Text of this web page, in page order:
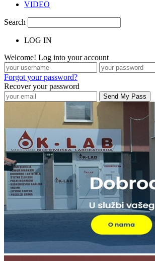
VIDEO
Search
LOG IN
Welcome! Log into your account
Forgot your password?
Recover your password